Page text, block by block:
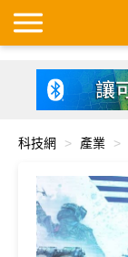
科技網 產業